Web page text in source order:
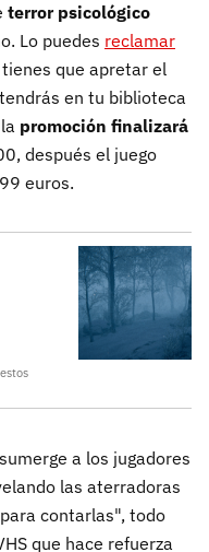
terror psicológico
Lo puedes reclamar
que apretar el
en tu biblioteca
promoción finalizará
después el juego
euros.
a los jugadores
las aterradoras
contarlas", todo
que hace refuerza